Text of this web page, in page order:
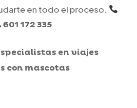
en todo el proceso.
601 172 335
en viajes
con mascotas